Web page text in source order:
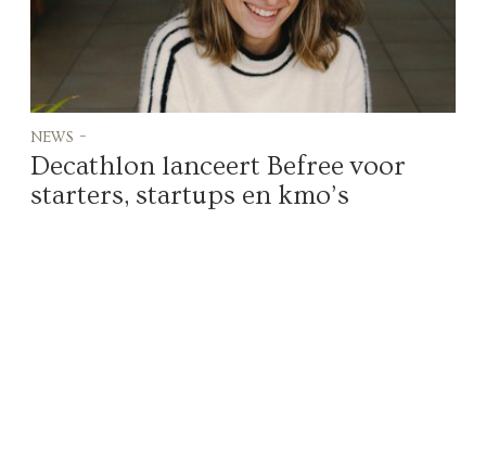
news -
Decathlon lanceert Befree voor
starters, startups en kmo’s